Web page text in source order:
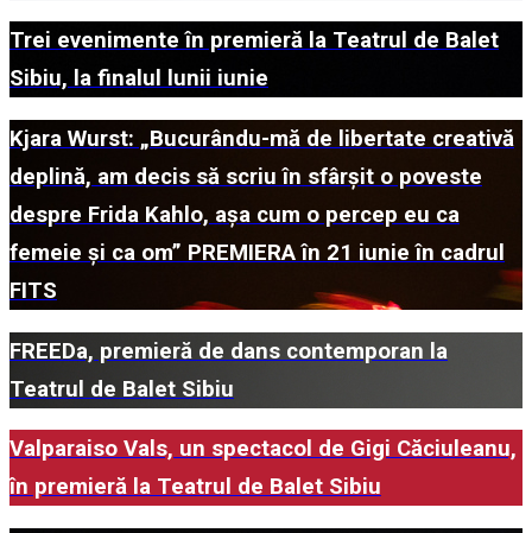
Trei evenimente în premieră la Teatrul de Balet
Sibiu, la finalul lunii iunie
Kjara Wurst: „Bucurându-mă de libertate creativă
deplină, am decis să scriu în sfârșit o poveste
despre Frida Kahlo, așa cum o percep eu ca
femeie și ca om” PREMIERA în 21 iunie în cadrul
FITS
FREEDa, premieră de dans contemporan la
Teatrul de Balet Sibiu
Valparaiso Vals, un spectacol de Gigi Căciuleanu,
în premieră la Teatrul de Balet Sibiu